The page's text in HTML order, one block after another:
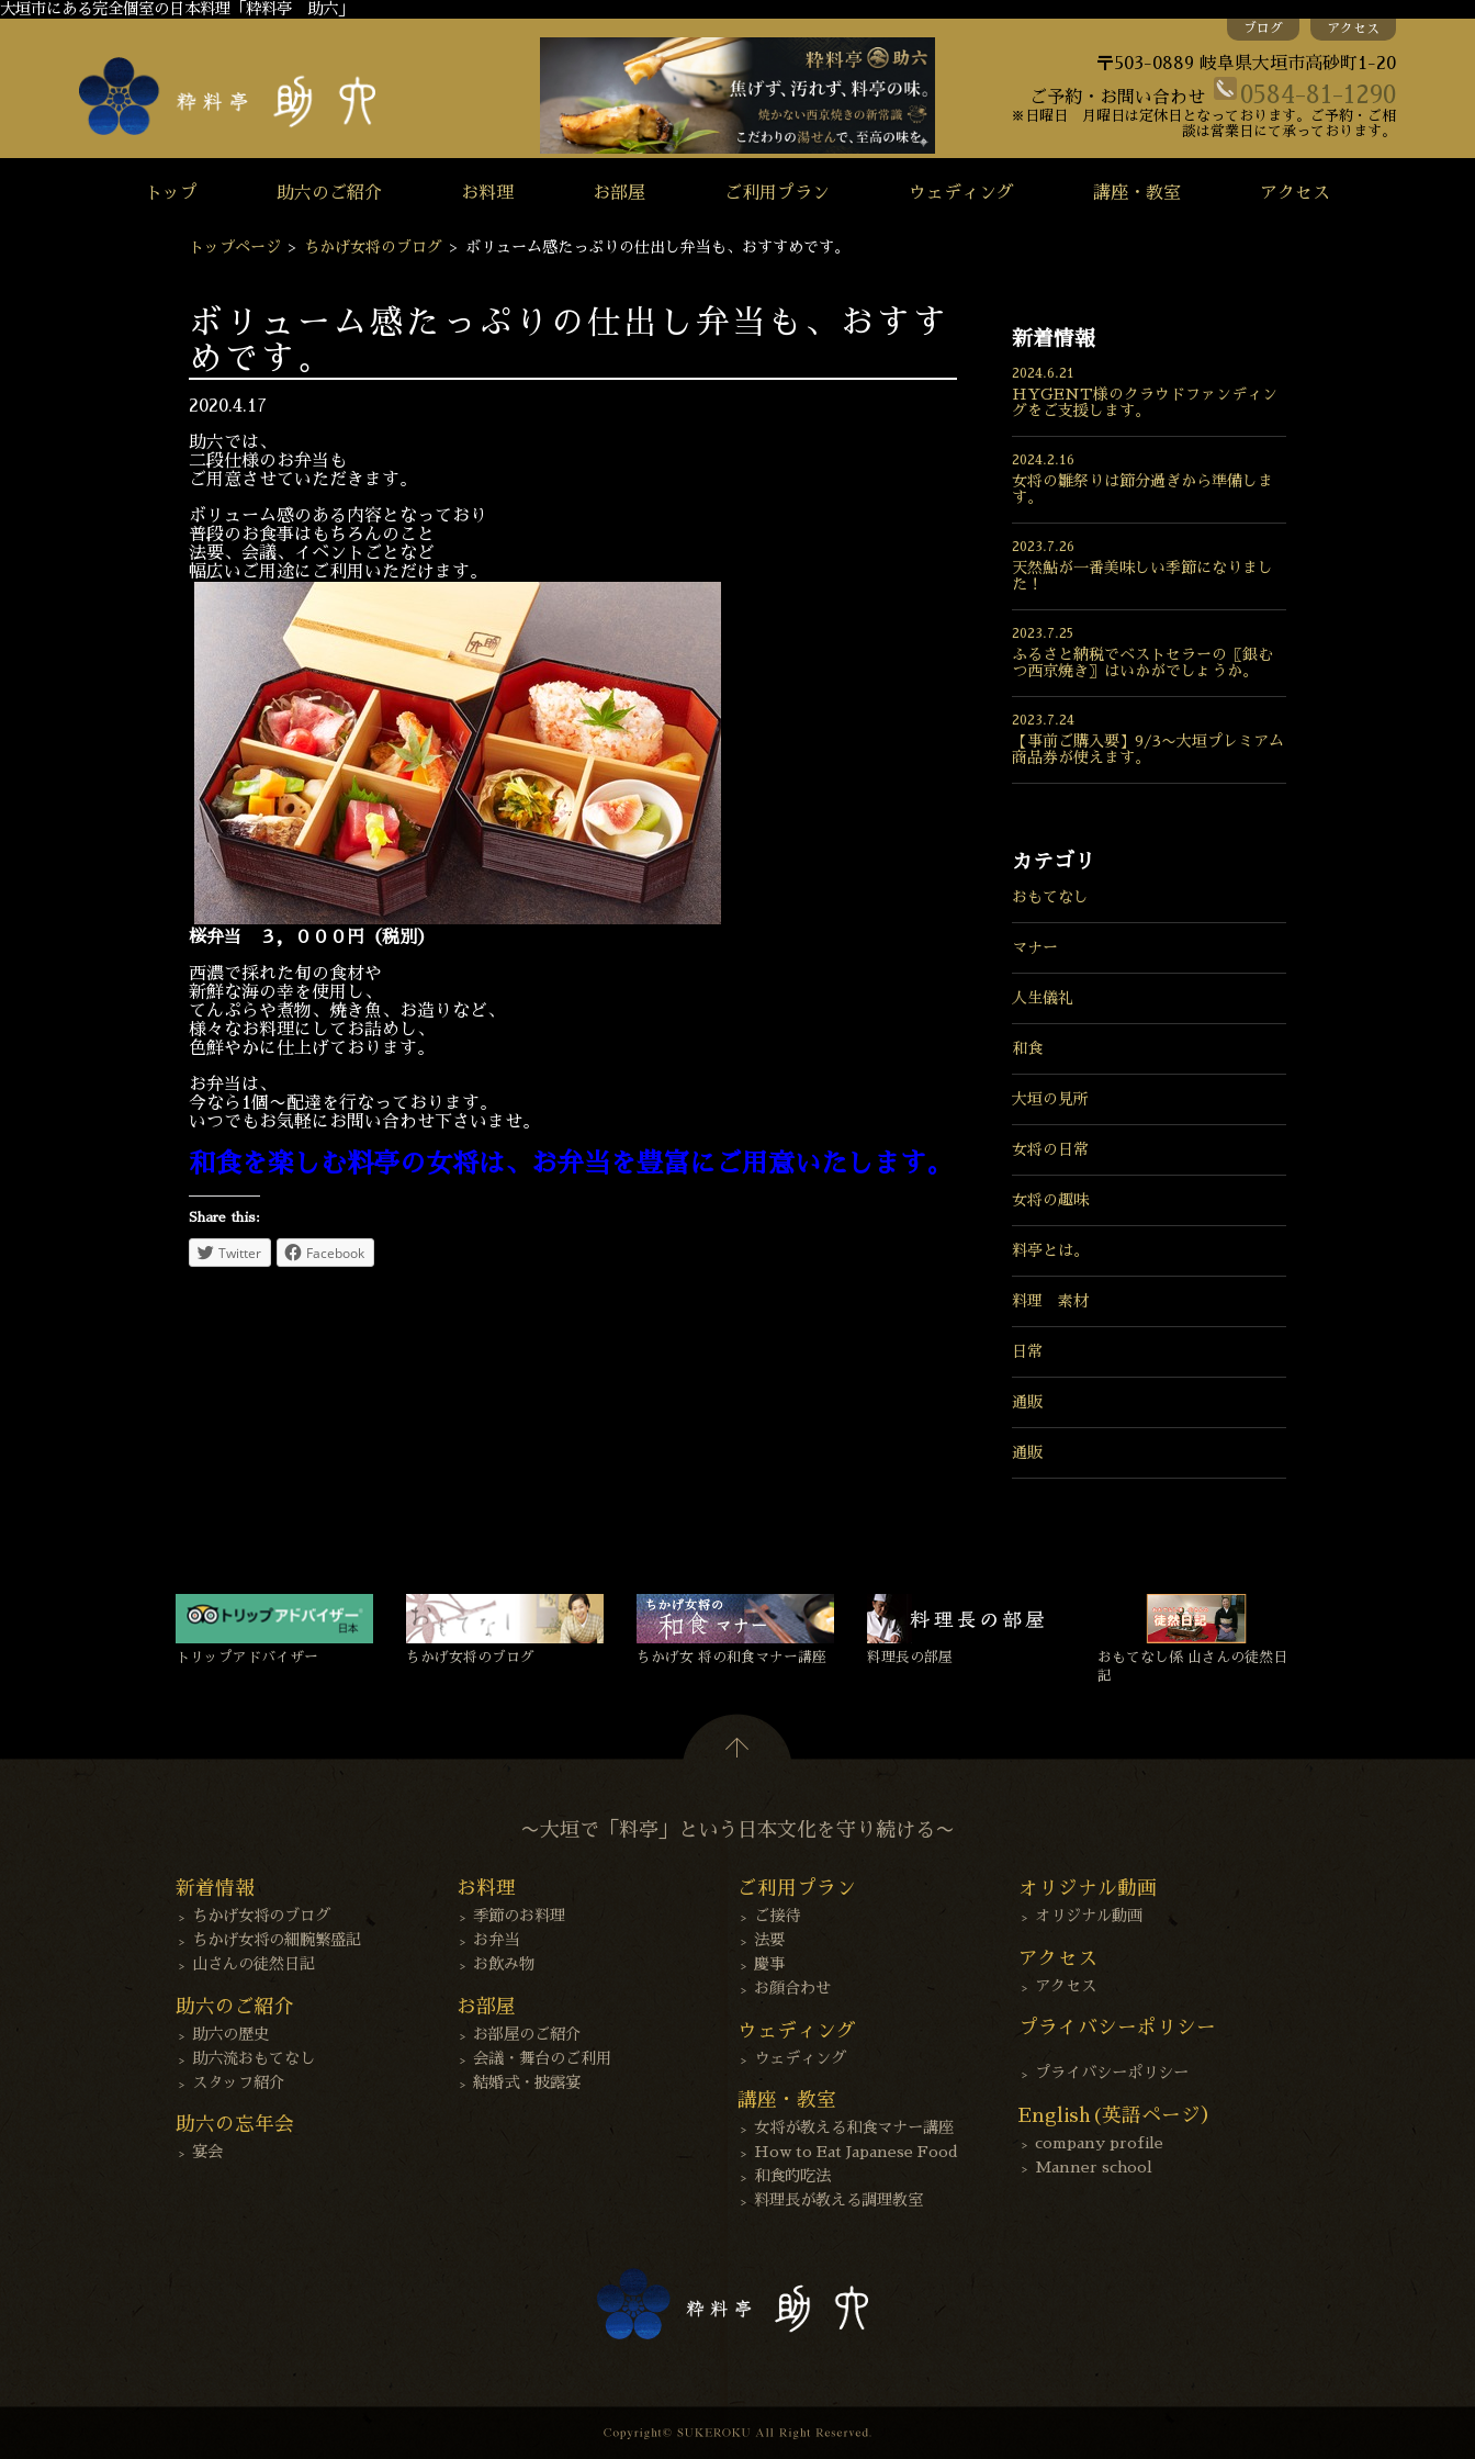
大垣市にある完全個室の日本料理「粋料亭 助六」
ブログ アクセス
〒503-0889 岐阜県大垣市高砂町1-20
ご予約・お問い合わせ
0584-81-1290
※日曜日 月曜日は定休日となっております。ご予約・ご相
談は営業日にて承っております。
トップ 助六のご紹介 お料理 お部屋 ご利用プラン ウェディング 講座・教室 アクセス
トップページ > ちかげ女将のブログ > ボリューム感たっぷりの仕出し弁当も、おすすめです。
ボリューム感たっぷりの仕出し弁当も、おすす
めです。
2020.4.17
助六では、
二段仕様のお弁当も
ご用意させていただきます。
ボリューム感のある内容となっており
普段のお食事はもちろんのこと
法要、会議、イベントごとなど
幅広いご用途にご利用いただけます。
桜弁当 ３，０００円（税別）
西濃で採れた旬の食材や
新鮮な海の幸を使用し、
てんぷらや煮物、焼き魚、お造りなど、
様々なお料理にしてお詰めし、
色鮮やかに仕上げております。
お弁当は、
今なら1個〜配達を行なっております。
いつでもお気軽にお問い合わせ下さいませ。
和食を楽しむ料亭の女将は、お弁当を豊富にご用意いたします。
Share this:
Twitter Facebook
新着情報
2024.6.21
HYGENT様のクラウドファンディン
グをご支援します。
2024.2.16
女将の雛祭りは節分過ぎから準備しま
す。
2023.7.26
天然鮎が一番美味しい季節になりまし
た！
2023.7.25
ふるさと納税でベストセラーの〖銀む
つ西京焼き〗はいかがでしょうか。
2023.7.24
【事前ご購入要】9/3〜大垣プレミアム
商品券が使えます。
カテゴリ
おもてなし
マナー
人生儀礼
和食
大垣の見所
女将の日常
女将の趣味
料亭とは。
料理 素材
日常
通販
通販
トリップアドバイザー ちかげ女将のブログ ちかげ女 将の和食マナー講座 料理長の部屋
おもてなし係 山さんの徒然日
記
〜大垣で「料亭」という日本文化を守り続ける〜
新着情報
ちかげ女将のブログ
ちかげ女将の細腕繁盛記
山さんの徒然日記
助六のご紹介
助六の歴史
助六流おもてなし
スタッフ紹介
助六の忘年会
宴会
お料理
季節のお料理
お弁当
お飲み物
お部屋
お部屋のご紹介
会議・舞台のご利用
結婚式・披露宴
ご利用プラン
ご接待
法要
慶事
お顔合わせ
ウェディング
ウェディング
講座・教室
女将が教える和食マナー講座
How to Eat Japanese Food
和食的吃法
料理長が教える調理教室
オリジナル動画
オリジナル動画
アクセス
アクセス
プライバシーポリシー
プライバシーポリシー
English(英語ページ）
company profile
Manner school